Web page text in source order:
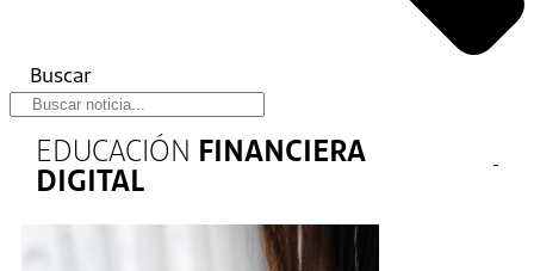
Buscar
EDUCACIÓN FINANCIERA
DIGITAL